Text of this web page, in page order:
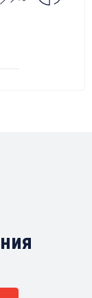
и